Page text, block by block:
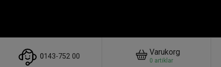
0143-752 00 Varukorg
0 artiklar